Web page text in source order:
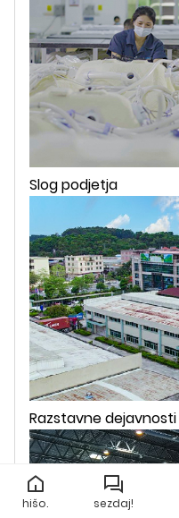
Slog podjetja
Razstavne dejavnosti
hišo. sezdaj!